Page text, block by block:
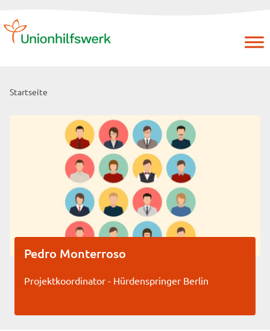
Skip
Startseite
Pedro Monterroso
Projektkoordinator - Hürdenspringer Berlin